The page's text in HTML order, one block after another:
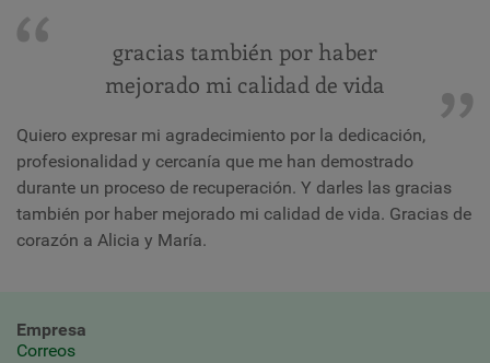
gracias también por haber
mejorado mi calidad de vida
Quiero expresar mi agradecimiento por la dedicación,
profesionalidad y cercanía que me han demostrado
durante un proceso de recuperación. Y darles las gracias
también por haber mejorado mi calidad de vida. Gracias de
corazón a Alicia y María.
Empresa
Correos